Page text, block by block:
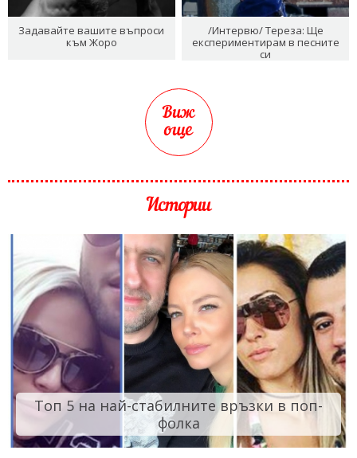
Задавайте вашите въпроси
към Жоро
/Интервю/ Тереза: Ще
експериментирам в песните
си
Виж
още
Истории
Топ 5 на най-стабилните връзки в поп-
фолка